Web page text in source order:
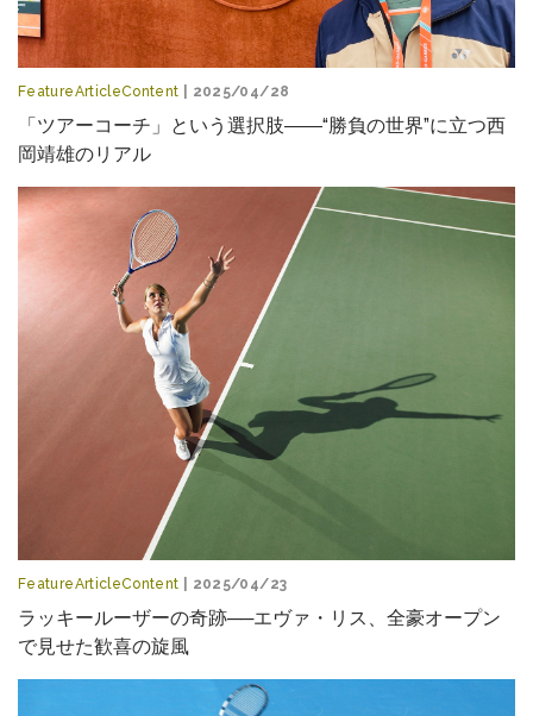
FeatureArticleContent | 2025/04/28
「ツアーコーチ」という選択肢――“勝負の世界”に立つ西
岡靖雄のリアル
FeatureArticleContent | 2025/04/23
ラッキールーザーの奇跡──エヴァ・リス、全豪オープン
で見せた歓喜の旋風